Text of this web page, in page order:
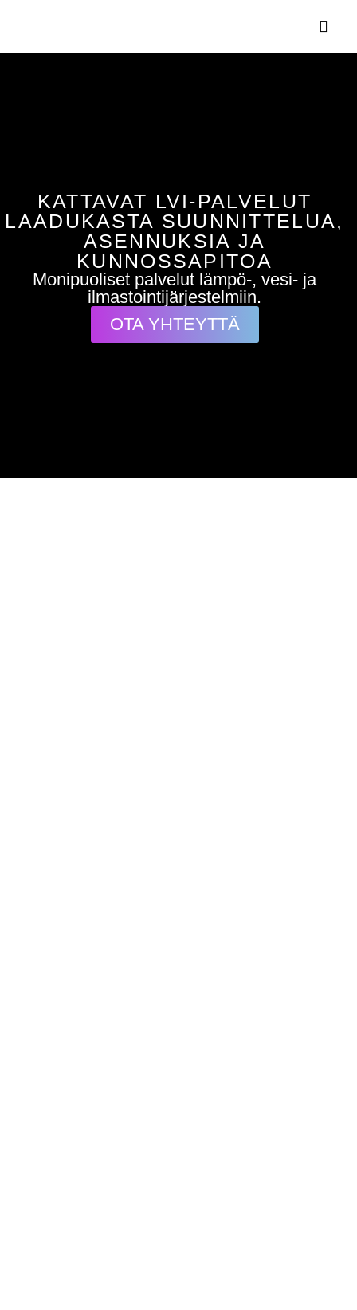
KATTAVAT LVI-PALVELUT
LAADUKASTA SUUNNITTELUA,
ASENNUKSIA JA
KUNNOSSAPITOA
Monipuoliset palvelut lämpö-, vesi- ja
ilmastointijärjestelmiin.
OTA YHTEYTTÄ